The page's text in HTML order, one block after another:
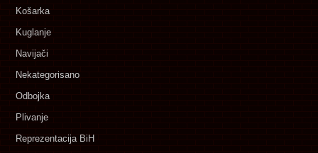
Košarka
Kuglanje
Navijači
Nekategorisano
Odbojka
Plivanje
Reprezentacija BiH